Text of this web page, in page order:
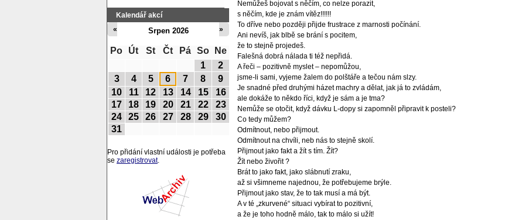
Nemůžeš bojovat s něčím, co nelze porazit,
s něčím, kde je znám vítěz!!!!!!
To dříve nebo později přijde frustrace z marnosti počínání.
Ani nevíš, jak blbě se brání s pocitem,
že to stejně projedeš.
Falešná dobrá nálada ti též nepřidá.
A řeči – pozitivně myslet – nepomůžou,
jsme-li sami, vyjeme žalem do polštáře a tečou nám slzy.
Je snadné před druhými házet machry a dělat, jak já to zvládám,
ale dokáže to někdo říci, když je sám a je tma?
Nemůže se otočit, když dávku L-dopy si zapomněl připravit k posteli?
Co tedy můžem?
Odmítnout, nebo přijmout.
Odmítnout na chvíli, neb nás to stejně skolí.
Přijmout jako fakt a žít s tím. Žít?
Žít nebo živořit ?
Brát to jako fakt, jako slábnutí zraku,
až si všimneme najednou, že potřebujeme brýle.
Přijmout jako stav, že to tak musí a má být.
A v té „zkurvené“ situaci vybírat to pozitivní,
a že je toho hodně málo, tak to málo si užít!
Kalendář akcí
Srpen 2026
« »
Po Út St Čt Pá So
Ne
1
2
3
4 5 6 7 8
9
10
11 12 13 14 15
16
17
18 19 20 21 22
23
24
25 26 27 28 29
30
31
Pro přidání vlastní události je potřeba
se zaregistrovat.